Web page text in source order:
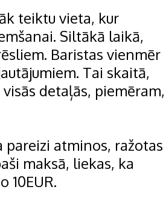
teiktu vieta, kur
Siltākā laikā,
Baristas vienmēr
Tai skaitā,
detaļās, piemēram,
pareizi atminos, ražotas
maksā, liekas, ka
10EUR.